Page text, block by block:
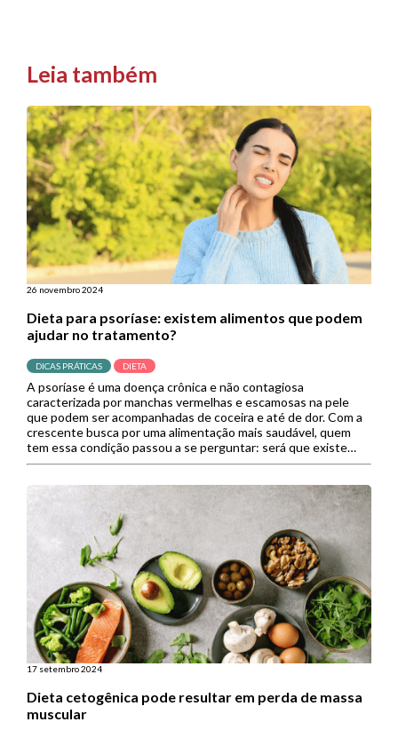
Leia também
26 novembro 2024
Dieta para psoríase: existem alimentos que podem
ajudar no tratamento?
DICAS PRÁTICAS DIETA
A psoríase é uma doença crônica e não contagiosa
caracterizada por manchas vermelhas e escamosas na pele
que podem ser acompanhadas de coceira e até de dor. Com a
crescente busca por uma alimentação mais saudável, quem
tem essa condição passou a se perguntar: será que existe
uma dieta para psoríase? A psoríase pode se […]
17 setembro 2024
Dieta cetogênica pode resultar em perda de massa
muscular